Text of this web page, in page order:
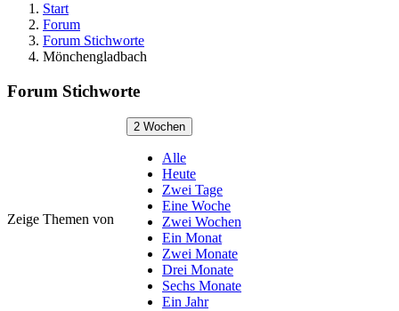
Start
Forum
Forum Stichworte
Mönchengladbach
Forum Stichworte
Zeige Themen von
2 Wochen
Alle
Heute
Zwei Tage
Eine Woche
Zwei Wochen
Ein Monat
Zwei Monate
Drei Monate
Sechs Monate
Ein Jahr